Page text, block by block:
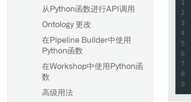
必填属性
概述
创建共享属性
编辑共享属性
在对象类型上使用共享属性
元数据参考
概述
通知
设置通知
Webhooks
设置 Webhook
从Python函数进行API调用
Ontology 更改
在Pipeline Builder中使用
Python函数
在Workshop中使用Python函
数
高级用法
1
2
3
4
5
6
7
8
9